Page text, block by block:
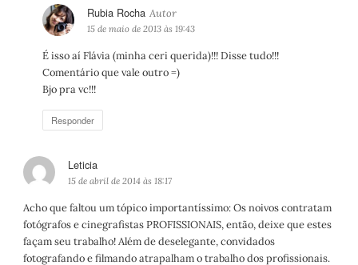
Rubia Rocha
i
s
e
15 de maio de 2013 às 19:43
É isso aí Flávia (minha ceri querida)!!! Disse tudo!!!
Comentário que vale outro =)
Bjo pra vc!!!
Responder
Leticia
i
s
e
:
15 de abril de 2014 às 18:17
Acho que faltou um tópico importantíssimo: Os noivos contratam
fotógrafos e cinegrafistas PROFISSIONAIS, então, deixe que estes
façam seu trabalho! Além de deselegante, convidados
fotografando e filmando atrapalham o trabalho dos profissionais.